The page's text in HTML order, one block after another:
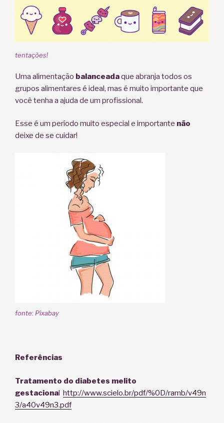
tentações!
Uma alimentação balanceadaque abranja todos os
grupos alimentares é ideal, mas é muito importante que
você tenha a ajuda de um profissional.
Esse é um período muito especial e importante não
deixe de se cuidar!
fonte: Pixabay
Referências
Tratamento do diabetes melito
gestacional http://www.scielo.br/pdf/%0D/ramb/v49n
3/a40v49n3.pdf